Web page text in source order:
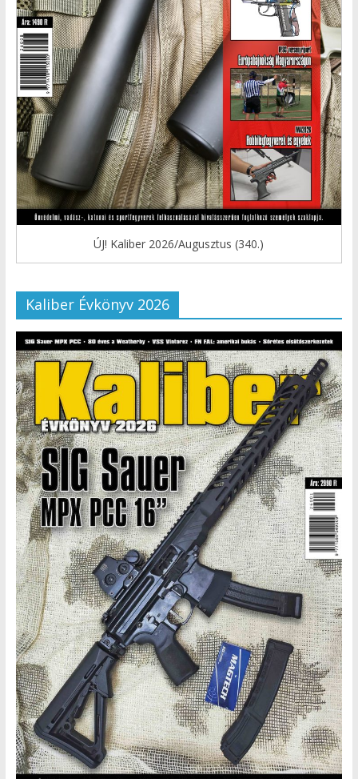
ÚJ! Kaliber 2026/Augusztus (340.)
Kaliber Évkönyv 2026